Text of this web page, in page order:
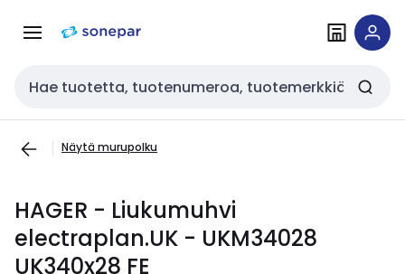
navigointiinsisältöön
Haku
Näytä murupolku
HAGER - Liukumuhvi
electraplan.UK - UKM34028
UK340x28 FE